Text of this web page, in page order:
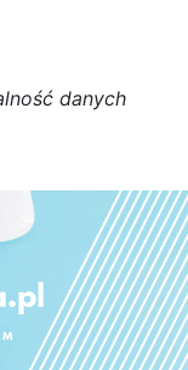
lność danych